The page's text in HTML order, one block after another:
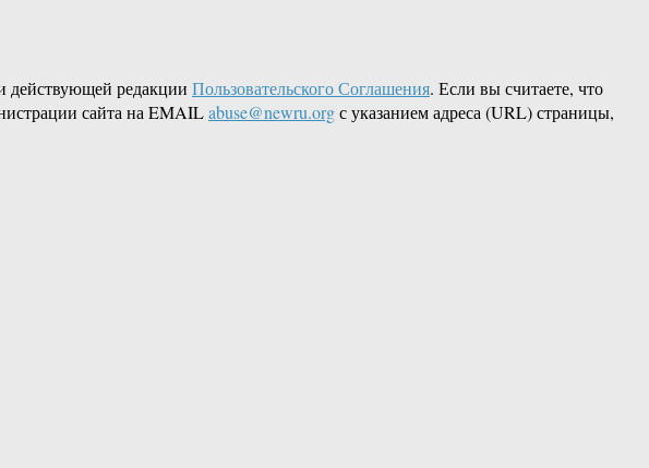
действующей редакции Пользовательского Соглашения. Если вы считаете, что
сайта на EMAILabuse@newru.orgс указанием адреса (URL) страницы,